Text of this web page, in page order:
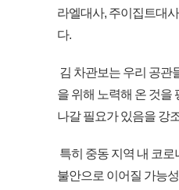
라엘대사, 주이집트대
다.
김 차관보는 우리 공관
을 위해 노력해 온 것을
나갈 필요가 있음을 강
특히 중동 지역 내 코
불안으로 이어질 가능